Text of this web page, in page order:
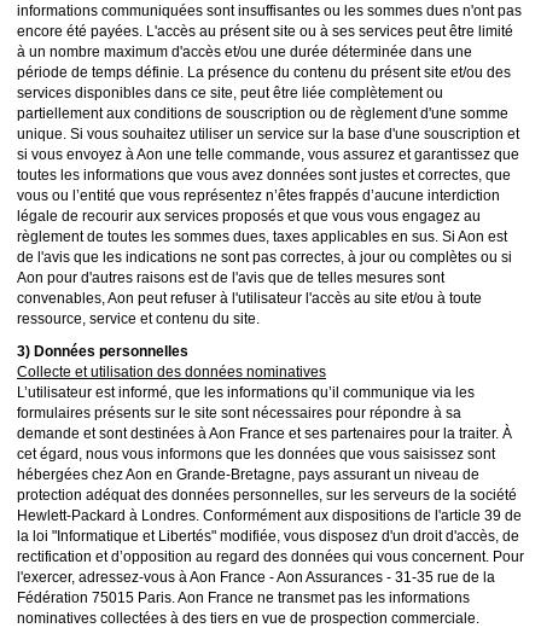
informations communiquées sont insuffisantes ou les sommes dues n'ont pas
encore été payées. L'accès au présent site ou à ses services peut être limité
à un nombre maximum d'accès et/ou une durée déterminée dans une
période de temps définie. La présence du contenu du présent site et/ou des
services disponibles dans ce site, peut être liée complètement ou
partiellement aux conditions de souscription ou de règlement d'une somme
unique. Si vous souhaitez utiliser un service sur la base d'une souscription et
si vous envoyez à Aon une telle commande, vous assurez et garantissez que
toutes les informations que vous avez données sont justes et correctes, que
vous ou l’entité que vous représentez n’êtes frappés d’aucune interdiction
légale de recourir aux services proposés et que vous vous engagez au
règlement de toutes les sommes dues, taxes applicables en sus. Si Aon est
de l'avis que les indications ne sont pas correctes, à jour ou complètes ou si
Aon pour d'autres raisons est de l'avis que de telles mesures sont
convenables, Aon peut refuser à l'utilisateur l'accès au site et/ou à toute
ressource, service et contenu du site.
3) Données personnelles
Collecte et utilisation des données nominatives
L’utilisateur est informé, que les informations qu’il communique via les
formulaires présents sur le site sont nécessaires pour répondre à sa
demande et sont destinées à Aon France et ses partenaires pour la traiter. À
cet égard, nous vous informons que les données que vous saisissez sont
hébergées chez Aon en Grande-Bretagne, pays assurant un niveau de
protection adéquat des données personnelles, sur les serveurs de la société
Hewlett-Packard à Londres. Conformément aux dispositions de l'article 39 de
la loi "Informatique et Libertés" modifiée, vous disposez d'un droit d'accès, de
rectification et d’opposition au regard des données qui vous concernent. Pour
l'exercer, adressez-vous à Aon France - Aon Assurances - 31-35 rue de la
Fédération 75015 Paris. Aon France ne transmet pas les informations
nominatives collectées à des tiers en vue de prospection commerciale.